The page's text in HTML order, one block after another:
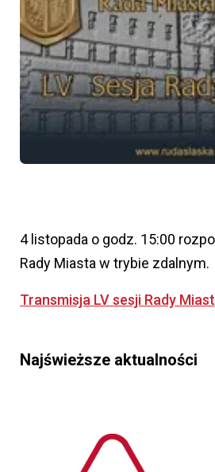
4 listopada o godz. 15:00
Rady Miasta w trybie zdalnym.
Transmisja LV sesji Rady
Najświeższe aktualności